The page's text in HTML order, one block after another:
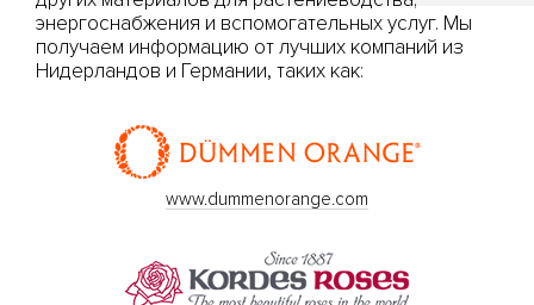
энергоснабжения и вспомогательных услуг. Мы
получаем информацию от лучших компаний из
Нидерландов и Германии, таких как:
www.dummenorange.com